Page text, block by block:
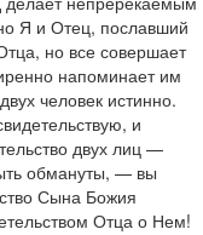
Я и Отец, пославший
но все совершает
напоминает им
человек истинно.
и
двух лиц —
обмануты, — вы
Сына Божия
Отца о Нем!